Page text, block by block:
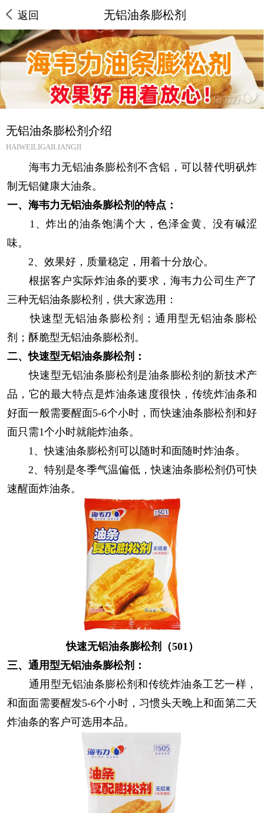
返回 无铝油条膨松剂
无铝油条膨松剂介绍
HAIWEILIGAILIANGJI
海韦力无铝油条膨松剂不含铝，可以替代明矾炸
制无铝健康大油条。
一、海韦力无铝油条膨松剂的特点：
1、炸出的油条饱满个大，色泽金黄、没有碱涩
味。
2、效果好，质量稳定，用着十分放心。
根据客户实际炸油条的要求，海韦力公司生产了
三种无铝油条膨松剂，供大家选用：
快速型无铝油条膨松剂；通用型无铝油条膨松
剂；酥脆型无铝油条膨松剂。
二、快速型无铝油条膨松剂：
快速型无铝油条膨松剂是油条膨松剂的新技术产
品，它的最大特点是炸油条速度很快，传统炸油条和
好面一般需要醒面5-6个小时，而快速油条膨松剂和好
面只需1个小时就能炸油条。
1、快速油条膨松剂可以随时和面随时炸油条。
2、特别是冬季气温偏低，快速油条膨松剂仍可快
速醒面炸油条。
快速无铝油条膨松剂（501）
三、通用型无铝油条膨松剂：
通用型无铝油条膨松剂和传统炸油条工艺一样，
和面面需要醒发5-6个小时，习惯头天晚上和面第二天
炸油条的客户可选用本品。